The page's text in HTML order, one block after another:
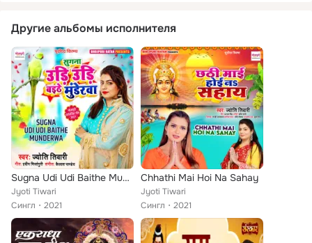
Другие альбомы исполнителя
Sugna Udi Udi Baithe Munderwa
Jyoti Tiwari
Сингл
2021
Chhathi Mai Hoi Na Sahay
Jyoti Tiwari
Сингл
2021